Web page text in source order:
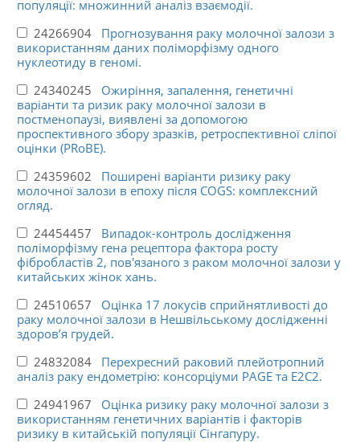
популяції: множинний аналіз взаємодії.
24266904 Прогнозування раку молочної залози з
використанням даних поліморфізму одного
нуклеотиду в геномі.
24340245 Ожиріння, запалення, генетичні
варіанти та ризик раку молочної залози в
постменопаузі, виявлені за допомогою
проспективного збору зразків, ретроспективної сліпої
оцінки (PRoBE).
24359602 Поширені варіанти ризику раку
молочної залози в епоху після COGS: комплексний
огляд.
24454457 Випадок-контроль дослідження
поліморфізму гена рецептора фактора росту
фібробластів 2, пов'язаного з раком молочної залози у
китайських жінок хань.
24510657 Оцінка 17 локусів сприйнятливості до
раку молочної залози в Нешвільському дослідженні
здоров’я грудей.
24832084 Перехресний раковий плейотропний
аналіз раку ендометрію: консорціуми PAGE та E2C2.
24941967 Оцінка ризику раку молочної залози з
використанням генетичних варіантів і факторів
ризику в китайській популяції Сінгапуру.